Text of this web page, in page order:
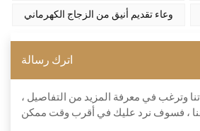
وعاء تقديم أنيق من الزجاج الكهرماني
اترك رسالة
وترغب في معرفة المزيد من التفاصيل ،